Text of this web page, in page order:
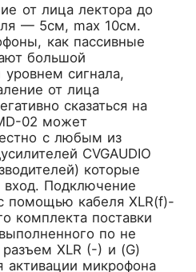
от лица лектора до
— 5см, max 10см.
как пассивные
большой
уровнем сигнала,
от лица
сказаться на
02 может
с любым из
CVGAUDIO
которые
Подключение
помощью кабеля XLR(f)-
комплекта поставки
по не
XLR (-) и (G)
активации микрофона